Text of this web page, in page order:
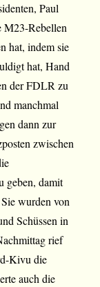
Paul
M23-Rebellen
hat, indem sie
hat, Hand
der FDLR zu
manchmal
dann zur
zwischen
geben, damit
wurden von
Schüssen in
rief
Kivu die
auch die